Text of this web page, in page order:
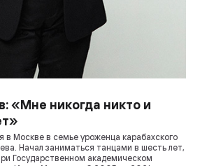
«Мне никогда никто и
в Москве в семье уроженца карабахского
Начал заниматься танцами в шесть лет,
Государственном академическом